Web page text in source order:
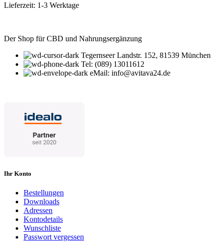
Lieferzeit: 1-3 Werktage
Der Shop für CBD und Nahrungsergänzung
Tegernseer Landstr. 152, 81539 München
Tel: (089) 13011612
eMail: info@avitava24.de
Ihr Konto
Bestellungen
Downloads
Adressen
Kontodetails
Wunschliste
Passwort vergessen